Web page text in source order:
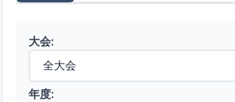
大会:
年度: